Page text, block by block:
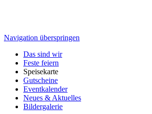
Navigation überspringen
Das sind wir
Feste feiern
Speisekarte
Gutscheine
Eventkalender
Neues & Aktuelles
Bildergalerie